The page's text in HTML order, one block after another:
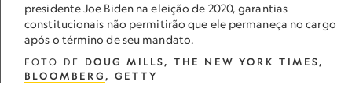
presidente Joe Biden na eleição de 2020, garantias
constitucionais não permitirão que ele permaneça no cargo
após o término de seu mandato.
FOTO DE DOUG MILLS, T​HE NEW YORK TIMES,
BLOOMBERG , GETTY